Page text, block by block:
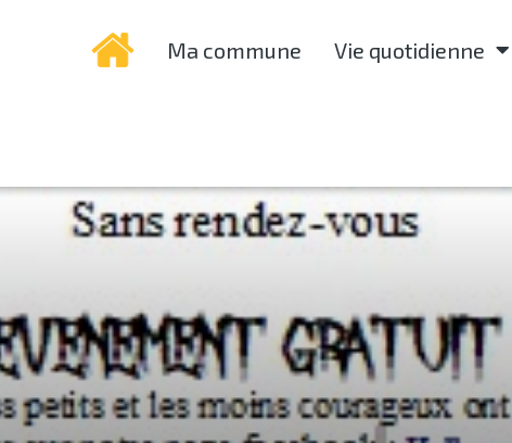
Ma commune Vie quotidienne